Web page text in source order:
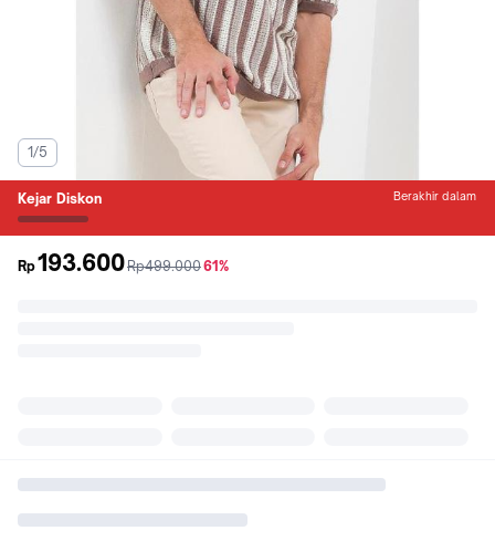
1/5
Kejar Diskon Berakhir dalam
Rp193.600sebelum
Rp499.000diskon
61%